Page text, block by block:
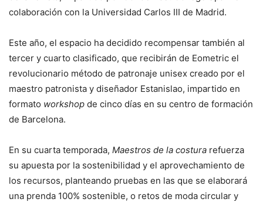
colaboración con la Universidad Carlos III de Madrid.
Este año, el espacio ha decidido recompensar también al
tercer y cuarto clasificado, que recibirán de Eometric el
revolucionario método de patronaje unisex creado por el
maestro patronista y diseñador Estanislao, impartido en
formato workshop de cinco días en su centro de formación
de Barcelona.
En su cuarta temporada, Maestros de la costura refuerza
su apuesta por la sostenibilidad y el aprovechamiento de
los recursos, planteando pruebas en las que se elaborará
una prenda 100% sostenible, o retos de moda circular y